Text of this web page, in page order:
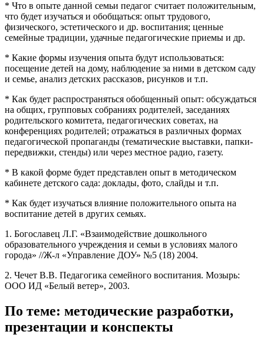
* Что в опыте данной семьи педагог считает положительным,
что будет изучаться и обобщаться: опыт трудового,
физического, эстетического и др. воспитания; ценные
семейные традиции, удачные педагогические приемы и др.
* Какие формы изучения опыта будут использоваться:
посещение детей на дому, наблюдение за ними в детском саду
и семье, анализ детских рассказов, рисунков и т.п.
* Как будет распространяться обобщенный опыт: обсуждаться
на общих, групповых собраниях родителей, заседаниях
родительского комитета, педагогических советах, на
конференциях родителей; отражаться в различных формах
педагогической пропаганды (тематические выставки, папки-
передвижки, стенды) или через местное радио, газету.
* В какой форме будет представлен опыт в методическом
кабинете детского сада: доклады, фото, слайды и т.п.
* Как будет изучаться влияние положительного опыта на
воспитание детей в других семьях.
1. Богославец Л.Г. «Взаимодействие дошкольного
образовательного учреждения и семьи в условиях малого
города» //Ж-л «Управление ДОУ» №5 (18) 2004.
2. Чечет В.В. Педагогика семейного воспитания. Мозырь:
ООО ИД «Белый ветер», 2003.
По теме: методические разработки,
презентации и конспекты